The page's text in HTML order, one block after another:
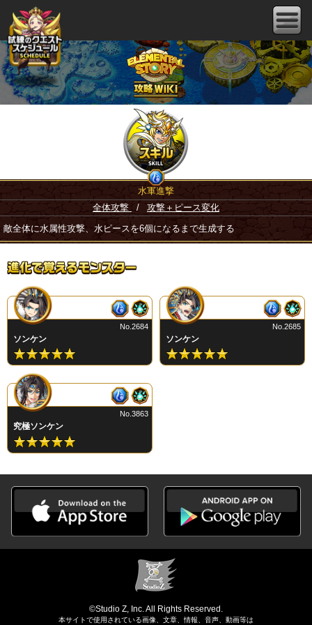
水軍進撃
全体攻撃
/ 攻撃＋ピース変化
敵全体に水属性攻撃、水ピースを6個になるまで生成する
ソンケン
No.2684
ソンケン
No.2685
究極ソンケン
No.3863
©Studio Z, Inc. All Rights Reserved.
本サイトで使用されている画像、文章、情報、音声、動画等は